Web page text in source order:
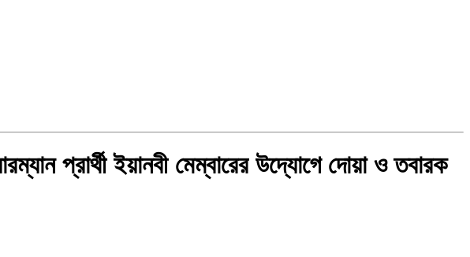
প্রার্থী ইয়ানবী মেম্বারের উদ্যোগে দোয়া ও তবারক